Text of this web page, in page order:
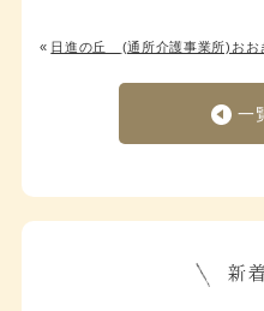
« 日進の丘 (通所介護事業所)おお
一